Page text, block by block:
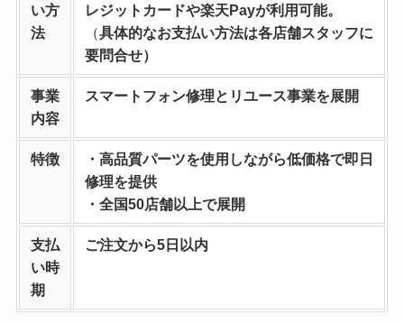
い方
法
レジットカードや楽天Payが利用可能。
（具体的なお支払い方法は各店舗スタッフに
要問合せ）
事業
内容
スマートフォン修理とリユース事業を展開
特徴
・高品質パーツを使用しながら低価格で即日
修理を提供
・全国50店舗以上で展開
支払
い時
期
ご注文から5日以内